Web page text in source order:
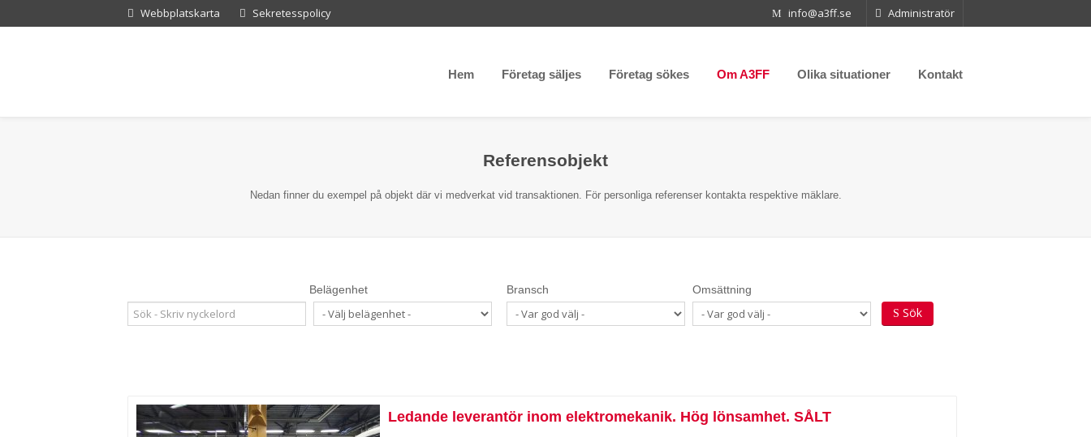
Webbplatskarta Sekretesspolicy info@a3ff.se Administratör
Hem Företag säljes Företag sökes Om A3FF Olika situationer Kontakt
Referensobjekt
Nedan finner du exempel på objekt där vi medverkat vid transaktionen. För personliga referenser kontakta respektive mäklare.
Belägenhet Bransch Omsättning
Sök
Ledande leverantör inom elektromekanik. Hög lönsamhet. SÅLT